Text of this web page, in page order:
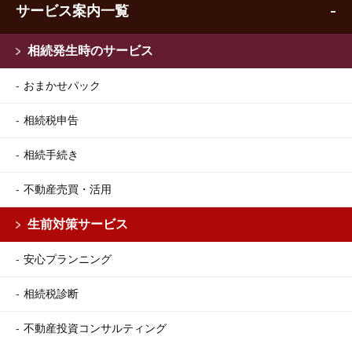
サービス案内一覧
相続発生時のサービス
おまかせパック
相続税申告
相続手続き
不動産売買・活用
生前対策サービス
安心プランニング
相続税診断
不動産投資コンサルティング